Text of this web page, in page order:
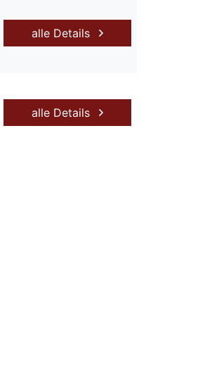
alle Details
alle Details